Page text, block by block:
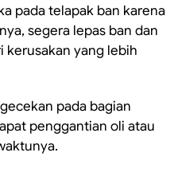
pada telapak ban karena
segera lepas ban dan
yang lebih
pada bagian
penggantian oli atau